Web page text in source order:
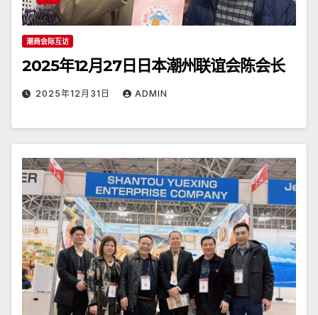
潮商会际互访
2025年12月27日日本潮州联谊会陈会长
2025年12月31日 ADMIN